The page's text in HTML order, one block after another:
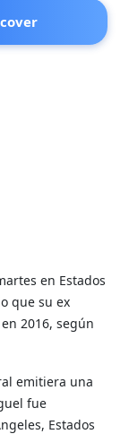
en Estados
que su ex
2016, según
emitiera una
fue
Estados